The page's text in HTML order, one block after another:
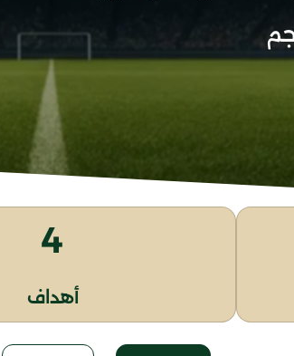
4
أهداف